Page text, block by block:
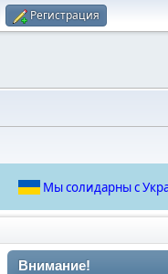
Регистрация
Мы солидарны с
Внимание!